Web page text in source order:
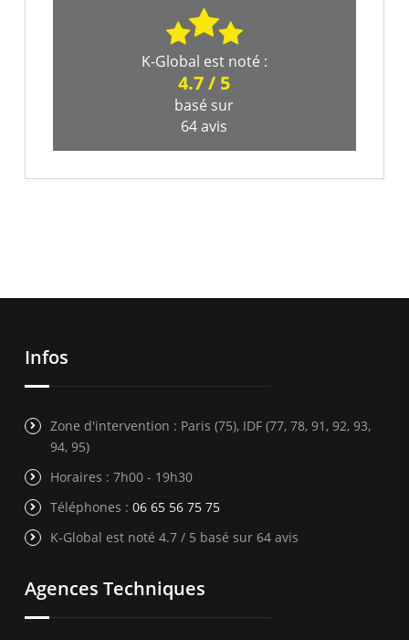
K-Global est noté :
4.7/ 5
basé sur
64avis
Infos
Zone d'intervention : Paris (75), IDF (77, 78, 91, 92, 93,
94, 95)
Horaires : 7h00 - 19h30
Téléphones : 06 65 56 75 75
K-Global est noté 4.7 / 5 basé sur 64 avis
Agences Techniques